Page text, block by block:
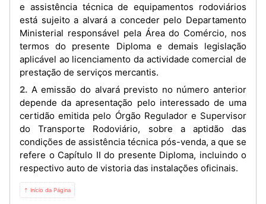
e assistência técnica de equipamentos rodoviários
está sujeito a alvará a conceder pelo Departamento
Ministerial responsável pela Área do Comércio, nos
termos do presente Diploma e demais legislação
aplicável ao licenciamento da actividade comercial de
prestação de serviços mercantis.
2. A emissão do alvará previsto no número anterior
depende da apresentação pelo interessado de uma
certidão emitida pelo Órgão Regulador e Supervisor
do Transporte Rodoviário, sobre a aptidão das
condições de assistência técnica pós-venda, a que se
refere o Capítulo II do presente Diploma, incluindo o
respectivo auto de vistoria das instalações oficinais.
⇡ Início da Página